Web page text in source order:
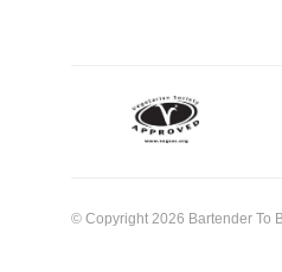
© Copyright 2026 Bartender To